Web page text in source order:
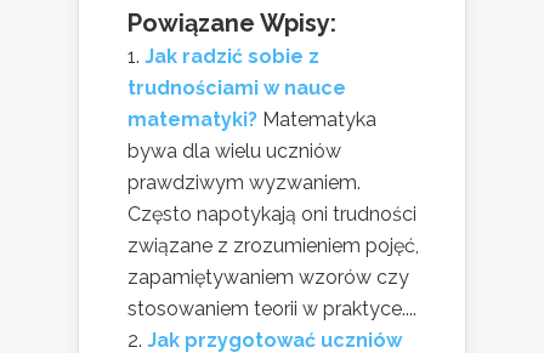
Powiązane Wpisy:
Jak radzić sobie z
trudnościami w nauce
matematyki? Matematyka
bywa dla wielu uczniów
prawdziwym wyzwaniem.
Często napotykają oni trudności
związane z zrozumieniem pojęć,
zapamiętywaniem wzorów czy
stosowaniem teorii w praktyce....
Jak przygotować uczniów